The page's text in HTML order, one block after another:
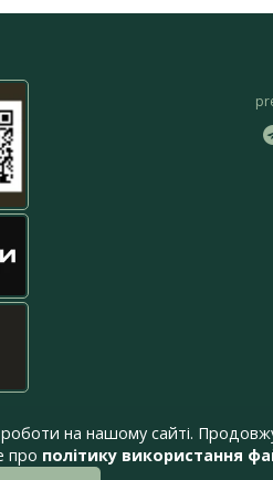
на нашому сайті.
про політику використання